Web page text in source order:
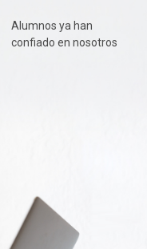
Alumnos ya han
confiado en nosotros